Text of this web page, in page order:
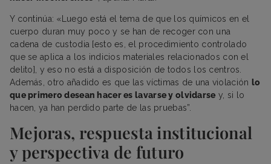
Y continúa: «Luego está el tema de que los químicos en el
cuerpo duran muy poco y se han de recoger con una
cadena de custodia [esto es, el procedimiento controlado
que se aplica a los indicios materiales relacionados con el
delito], y eso no está a disposición de todos los centros.
Además, otro añadido es que las víctimas de una violación lo
que primero desean hacer es lavarse y olvidarse y, si lo
hacen, ya han perdido parte de las pruebas”.
Mejoras, respuesta institucional
y perspectiva de futuro